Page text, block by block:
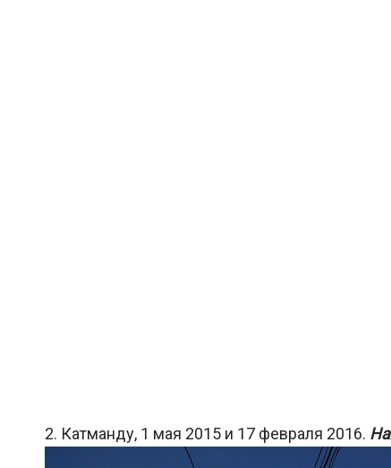
2. Катманду, 1 мая 2015 и 17 февраля 2016.